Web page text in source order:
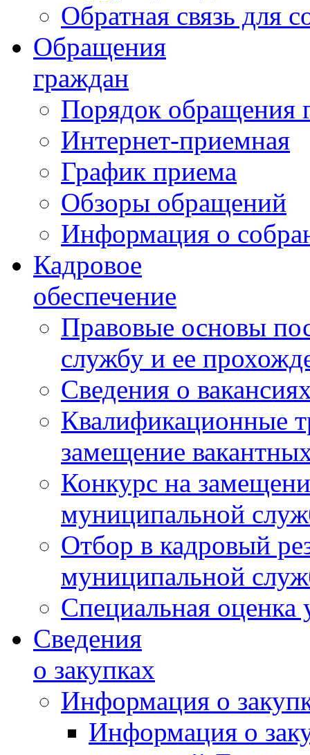
Обратная связь для
Обращения
граждан
Порядок обращения
Интернет-приемная
График приема
Обзоры обращений
Информация о
Кадровое
обеспечение
Правовые основы
службу и ее
Сведения о
Квалификационные
замещение
Конкурс на
муниципальной
Отбор в кадровый
муниципальной
Специальная оценка
Сведения
о закупках
Информация о
Информация о